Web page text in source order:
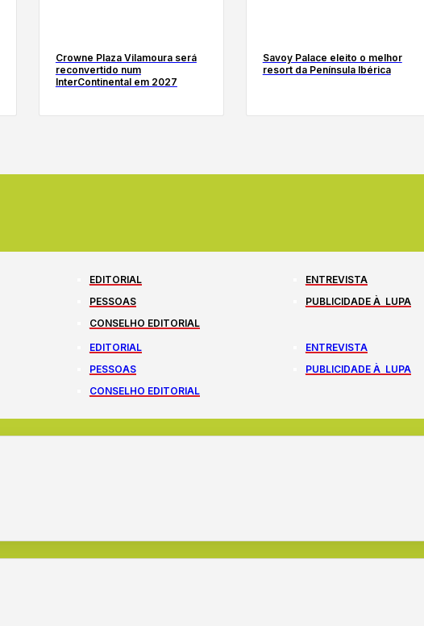
Crowne Plaza Vilamoura será
reconvertido num
InterContinental em 2027
Savoy Palace eleito o melhor
resort da Península Ibérica
EDITORIAL
ENTREVISTA
PESSOAS
PUBLICIDADE À LUPA
CONSELHO EDITORIAL
EDITORIAL
ENTREVISTA
PESSOAS
PUBLICIDADE À LUPA
CONSELHO EDITORIAL